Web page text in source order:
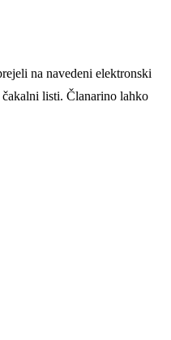
na navedeni elektronski
čakalni listi. Članarino lahko